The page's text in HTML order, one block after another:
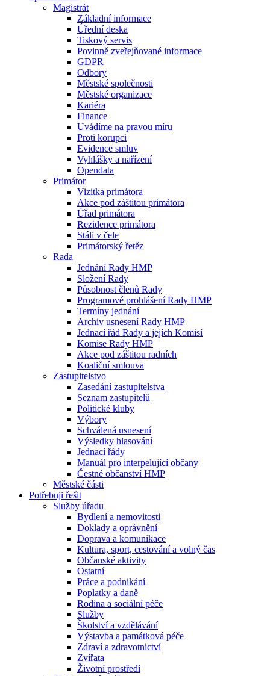
Magistrát
Základní informace
Úřední deska
Tiskový servis
Povinně zveřejňované informace
GDPR
Odbory
Městské společnosti
Městské organizace
Kariéra
Finance
Uvádíme na pravou míru
Proti korupci
Evidence smluv
Vyhlášky a nařízení
Opendata
Primátor
Vizitka primátora
Akce pod záštitou primátora
Úřad primátora
Rezidence primátora
Stáli v čele
Primátorský řetěz
Rada
Jednání Rady HMP
Složení Rady
Působnost členů Rady
Programové prohlášení Rady HMP
Termíny jednání
Archiv usnesení Rady HMP
Jednací řád Rady a jejích Komisí
Komise Rady HMP
Akce pod záštitou radních
Koaliční smlouva
Zastupitelstvo
Zasedání zastupitelstva
Seznam zastupitelů
Politické kluby
Výbory
Schválená usnesení
Výsledky hlasování
Jednací řády
Manuál pro interpelující občany
Čestné občanství HMP
Městské části
Potřebuji řešit
Služby úřadu
Bydlení a nemovitosti
Doklady a oprávnění
Doprava a komunikace
Kultura, sport, cestování a volný čas
Občanské aktivity
Ostatní
Práce a podnikání
Poplatky a daně
Rodina a sociální péče
Služby
Školství a vzdělávání
Výstavba a památková péče
Zdraví a zdravotnictví
Zvířata
Životní prostředí